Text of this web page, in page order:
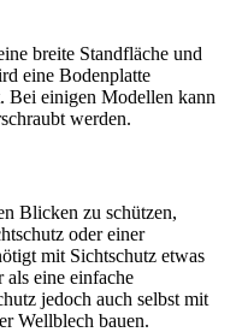
breite Standfläche und
eine Bodenplatte
Bei einigen Modellen kann
werden.
Blicken zu schützen,
oder einer
mit Sichtschutz etwas
als eine einfache
jedoch auch selbst mit
Wellblech bauen.